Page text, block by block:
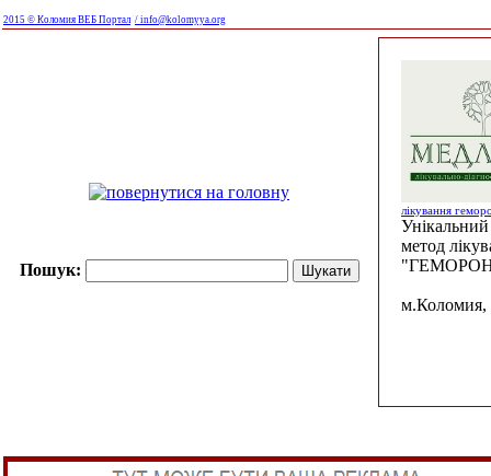
2015 © Коломия ВЕБ Портал / info@kolomyya.org
Пошук:
лікування
Унікальний
метод
м.Коломия,